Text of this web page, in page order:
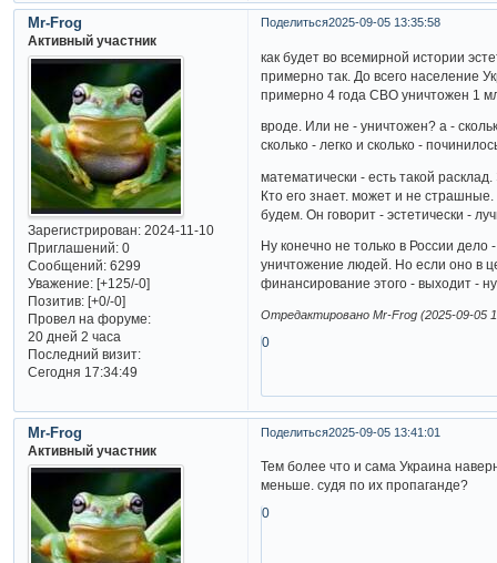
Поделиться2025-09-05 13:35:58
Mr-Frog
Активный участник
Зарегистрирован: 2024-11-10
Приглашений:0
Сообщений:6299
Уважение: [+125/-0]
Позитив: [+0/-0]
Провел на форуме:
20 дней 2 часа
Последний визит:
Сегодня 17:34:49
как будет во всемирной истории
примерно так. До всего население
примерно 4 года СВО уничтожен 1
вроде. Или не - уничтожен? а -
сколько - легко и сколько -
математически - есть такой
Кто его знает. может и не
будем. Он говорит - эстетически -
Ну конечно не только в России
уничтожение людей. Но если оно в
финансирование этого - выходит -
Отредактировано Mr-Frog (2025-09-05
0
Поделиться2025-09-05 13:41:01
Mr-Frog
Активный участник
Тем более что и сама Украина
меньше. судя по их пропаганде?
0